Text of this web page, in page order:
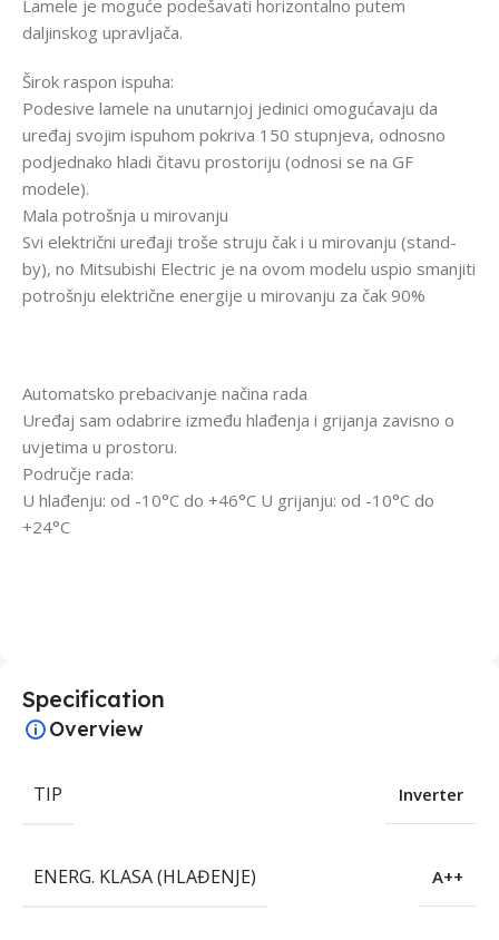
Lamele je moguće podešavati horizontalno putem
daljinskog upravljača.
Širok raspon ispuha:
Podesive lamele na unutarnjoj jedinici omogućavaju da
uređaj svojim ispuhom pokriva 150 stupnjeva, odnosno
podjednako hladi čitavu prostoriju (odnosi se na GF
modele).
Mala potrošnja u mirovanju
Svi električni uređaji troše struju čak i u mirovanju (stand-
by), no Mitsubishi Electric je na ovom modelu uspio smanjiti
potrošnju električne energije u mirovanju za čak 90%
Automatsko prebacivanje načina rada
Uređaj sam odabrire između hlađenja i grijanja zavisno o
uvjetima u prostoru.
Područje rada:
U hlađenju: od -10°C do +46°C U grijanju: od -10°C do
+24°C
Specification
Overview
TIP Inverter
ENERG. KLASA (HLAĐENJE) A++